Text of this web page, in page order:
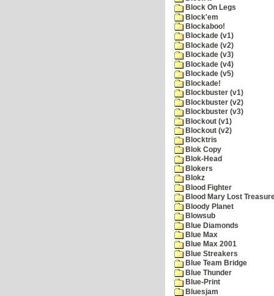
Block On Legs
Block'em
Blockaboo!
Blockade (v1)
Blockade (v2)
Blockade (v3)
Blockade (v4)
Blockade (v5)
Blockade!
Blockbuster (v1)
Blockbuster (v2)
Blockbuster (v3)
Blockout (v1)
Blockout (v2)
Blocktris
Blok Copy
Blok-Head
Blokers
Blokz
Blood Fighter
Blood Mary Lost
Bloody Planet
Blowsub
Blue Diamonds
Blue Max
Blue Max 2001
Blue Streakers
Blue Team Bridge
Blue Thunder
Blue-Print
Bluesjam